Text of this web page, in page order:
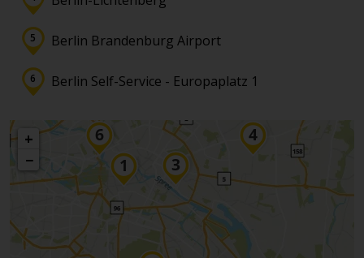
Berlin Brandenburg Airport
Berlin Self-Service - Europaplatz 1
+
−